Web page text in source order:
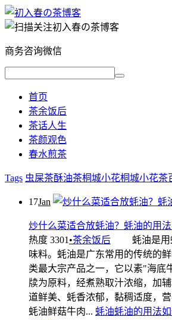
商务咨询微信
首页
茶余饭后
茶话人生
茶颜观色
春水煎茶
Tags 虫屎茶酥油茶桐城小花桐城小花茶
17Jan
炒什么菜适合放蚝油？蚝油的用法
热度 3301 •茶余饭后
蚝油是用
味料。蚝油是广东常用的传统的
类最大宗产品之一，它以素"海底
牍为原料，经煮熟取汁浓缩，加
道鲜美、蚝香浓郁，黏稠适度，
蚝油鲜菇牛肉... 蚝油蚝油的用法